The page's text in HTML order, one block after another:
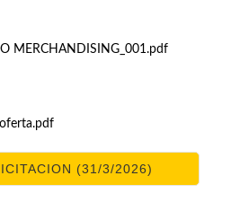
MERCHANDISING_001.pdf
(31/3/2026)